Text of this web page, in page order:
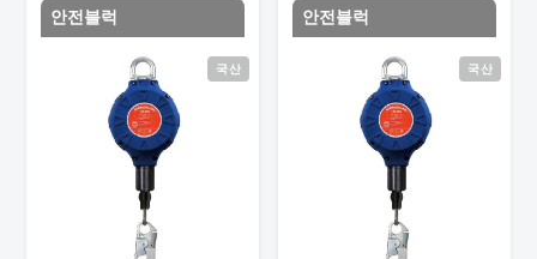
안전블럭
국산
안전블럭
국산